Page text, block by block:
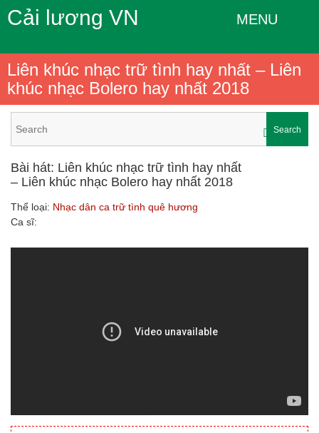
Cải lương VN MENU
Liên khúc nhạc trữ tình hay nhất – Liên
khúc nhạc Bolero hay nhất 2018
Search
Bài hát: Liên khúc nhạc trữ tình hay nhất
– Liên khúc nhạc Bolero hay nhất 2018
Thể loại: Nhạc dân ca trữ tình quê hương
Ca sĩ: